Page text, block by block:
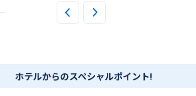
ホテルからのスペシャルポイント!